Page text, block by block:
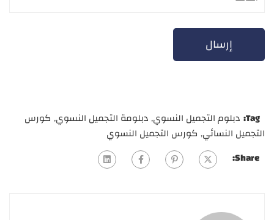
Tag: دبلوم التجميل النسوي,دبلومة التجميل النسوي, كورس
التجميل النسائي, كورس التجميل النسوي
Share: